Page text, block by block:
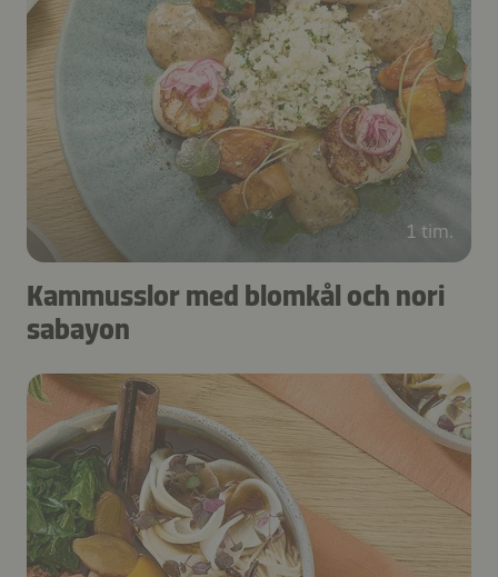
1 tim.
Kammusslor med blomkål och nori
sabayon